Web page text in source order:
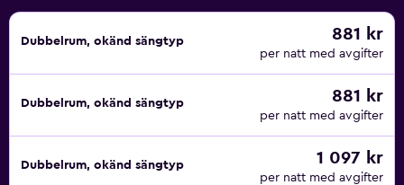
Dubbelrum, okänd sängtyp 881 kr
per natt med avgifter
Dubbelrum, okänd sängtyp 881 kr
per natt med avgifter
Dubbelrum, okänd sängtyp 1 097 kr
per natt med avgifter